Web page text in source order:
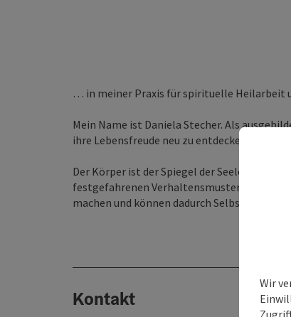
… in meiner Praxis für spirituelle Heilarbeit
Mein Name ist Daniela Stecher. Als
ihre Lebensfreude neu zu entdecken und sie
Der Körper ist der Spiegel der Seele.
festgefahrenen Verhaltensmustern und
machen und können dadurch
Kontakt
Wir